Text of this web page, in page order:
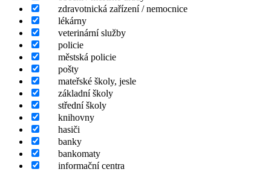
zdravotnická zařízení / nemocnice
lékárny
veterinární služby
policie
městská policie
pošty
mateřské školy, jesle
základní školy
střední školy
knihovny
hasiči
banky
bankomaty
informační centra